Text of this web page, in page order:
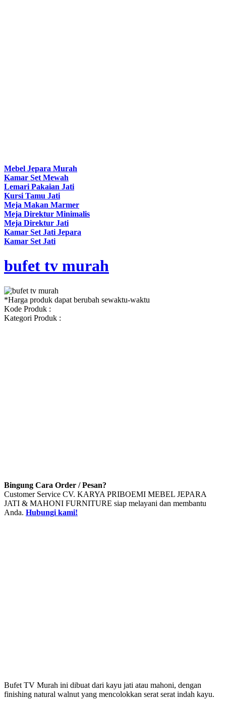
Mebel Jepara Murah
Kamar Set Mewah
Lemari Pakaian Jati
Kursi Tamu Jati
Meja Makan Marmer
Meja Direktur Minimalis
Meja Direktur Jati
Kamar Set Jati Jepara
Kamar Set Jati
bufet tv murah
*Harga produk dapat berubah sewaktu-waktu
Kode Produk :
Kategori Produk :
Bingung Cara Order / Pesan?
Customer Service CV. KARYA PRIBOEMI MEBEL JEPARA
JATI & MAHONI FURNITURE siap melayani dan membantu
Anda. Hubungi kami!
Bufet TV Murah ini dibuat dari kayu jati atau mahoni, dengan
finishing natural walnut yang mencolokkan serat serat indah kayu.